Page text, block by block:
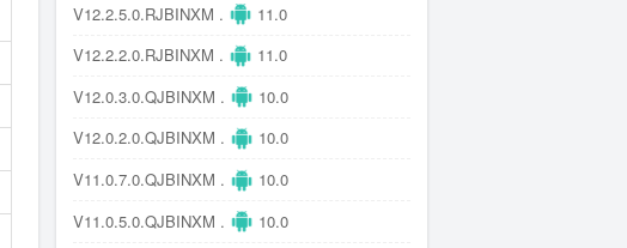
V12.2.5.0.RJBINXM .
11.0
V12.2.2.0.RJBINXM .
11.0
V12.0.3.0.QJBINXM .
10.0
V12.0.2.0.QJBINXM .
10.0
V11.0.7.0.QJBINXM .
10.0
V11.0.5.0.QJBINXM .
10.0